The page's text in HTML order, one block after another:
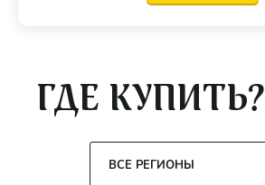
ГДЕ КУПИТЬ?